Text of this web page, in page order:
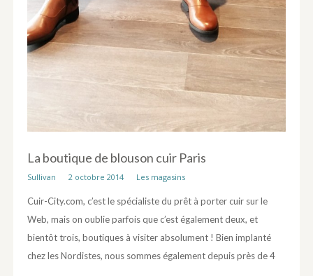
La boutique de blouson cuir Paris
Sullivan 2 octobre 2014 Les magasins
Cuir-City.com, c’est le spécialiste du prêt à porter cuir sur le
Web, mais on oublie parfois que c’est également deux, et
bientôt trois, boutiques à visiter absolument ! Bien implanté
chez les Nordistes, nous sommes également depuis près de 4